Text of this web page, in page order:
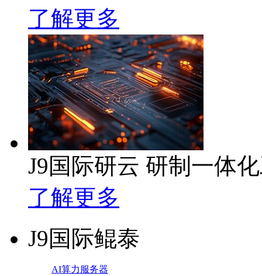
了解更多
J9国际研云 研制一体
了解更多
J9国际鲲泰
AI算力服务器